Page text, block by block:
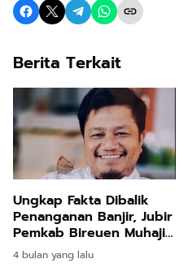
Berita Terkait
Ungkap Fakta Dibalik
Penanganan Banjir, Jubir
Pemkab Bireuen Muhajir
Juli: Silahkan Uji melalui
Class Action
4 bulan yang lalu